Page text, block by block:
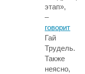
этап»,
–
говорит
Гай
Трудель.
Также
неясно,